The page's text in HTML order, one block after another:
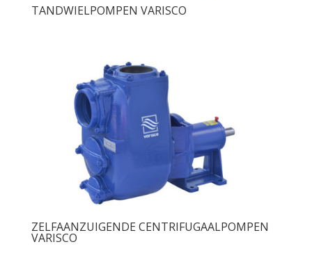
TANDWIELPOMPEN VARISCO
ZELFAANZUIGENDE CENTRIFUGAALPOMPEN
VARISCO